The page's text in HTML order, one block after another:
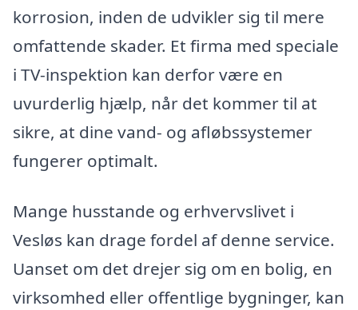
korrosion, inden de udvikler sig til mere
omfattende skader. Et firma med speciale
i TV-inspektion kan derfor være en
uvurderlig hjælp, når det kommer til at
sikre, at dine vand- og afløbssystemer
fungerer optimalt.
Mange husstande og erhvervslivet i
Vesløs kan drage fordel af denne service.
Uanset om det drejer sig om en bolig, en
virksomhed eller offentlige bygninger, kan